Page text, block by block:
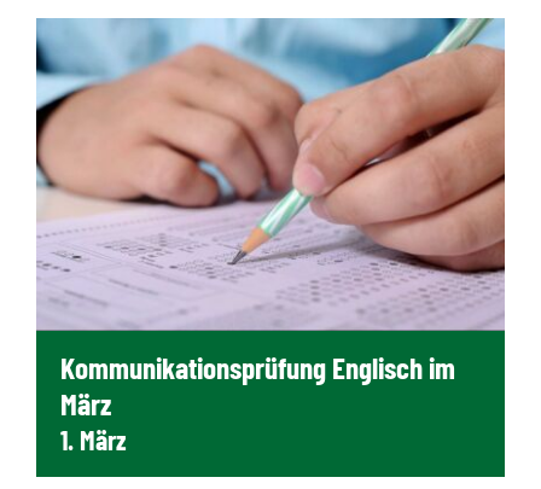
Kommunikationsprüfung Englisch im
März
1. März